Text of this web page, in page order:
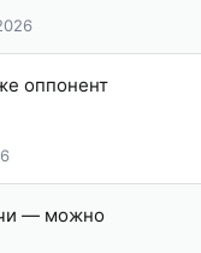
оппонент
— можно